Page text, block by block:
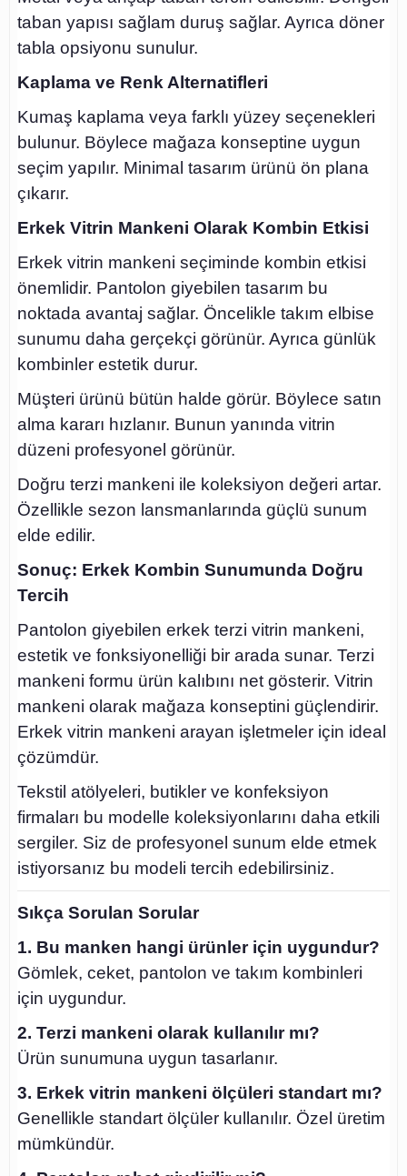
taban yapısı sağlam duruş sağlar. Ayrıca döner
tabla opsiyonu sunulur.
Kaplama ve Renk Alternatifleri
Kumaş kaplama veya farklı yüzey seçenekleri
bulunur. Böylece mağaza konseptine uygun
seçim yapılır. Minimal tasarım ürünü ön plana
çıkarır.
Erkek Vitrin Mankeni Olarak Kombin Etkisi
Erkek vitrin mankeni seçiminde kombin etkisi
önemlidir. Pantolon giyebilen tasarım bu
noktada avantaj sağlar. Öncelikle takım elbise
sunumu daha gerçekçi görünür. Ayrıca günlük
kombinler estetik durur.
Müşteri ürünü bütün halde görür. Böylece satın
alma kararı hızlanır. Bunun yanında vitrin
düzeni profesyonel görünür.
Doğru terzi mankeni ile koleksiyon değeri artar.
Özellikle sezon lansmanlarında güçlü sunum
elde edilir.
Sonuç: Erkek Kombin Sunumunda Doğru
Tercih
Pantolon giyebilen erkek terzi vitrin mankeni,
estetik ve fonksiyonelliği bir arada sunar. Terzi
mankeni formu ürün kalıbını net gösterir. Vitrin
mankeni olarak mağaza konseptini güçlendirir.
Erkek vitrin mankeni arayan işletmeler için ideal
çözümdür.
Tekstil atölyeleri, butikler ve konfeksiyon
firmaları bu modelle koleksiyonlarını daha etkili
sergiler. Siz de profesyonel sunum elde etmek
istiyorsanız bu modeli tercih edebilirsiniz.
Sıkça Sorulan Sorular
1. Bu manken hangi ürünler için uygundur?
Gömlek, ceket, pantolon ve takım kombinleri
için uygundur.
2. Terzi mankeni olarak kullanılır mı?
Ürün sunumuna uygun tasarlanır.
3. Erkek vitrin mankeni ölçüleri standart mı?
Genellikle standart ölçüler kullanılır. Özel üretim
mümkündür.